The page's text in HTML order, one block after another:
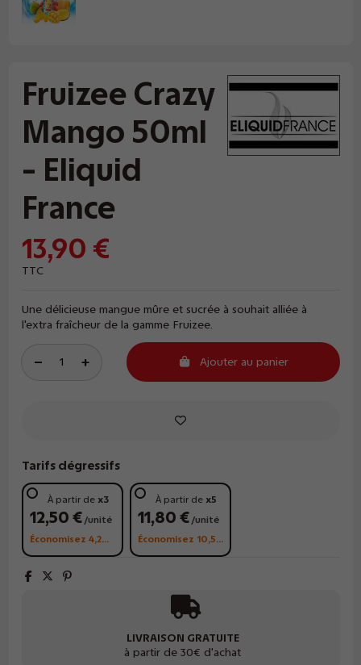
Fruizee Crazy
Mango 50ml
- Eliquid
France
13,90 €
TTC
Une délicieuse mangue mûre et sucrée à souhait alliée à
l'extra fraîcheur de la gamme Fruizee.
Ajouter au panier
Tarifs dégressifs
À partir de x3
12,50 € /unité
Économisez 4,20 €
À partir de x5
11,80 € /unité
Économisez 10,50 €
LIVRAISON GRATUITE
à partir de 30€ d'achat